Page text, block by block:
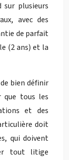
sur plusieurs
avec des
de parfait
(2 ans) et la
de bien définir
que tous les
et des
doit
qui doivent
tout litige